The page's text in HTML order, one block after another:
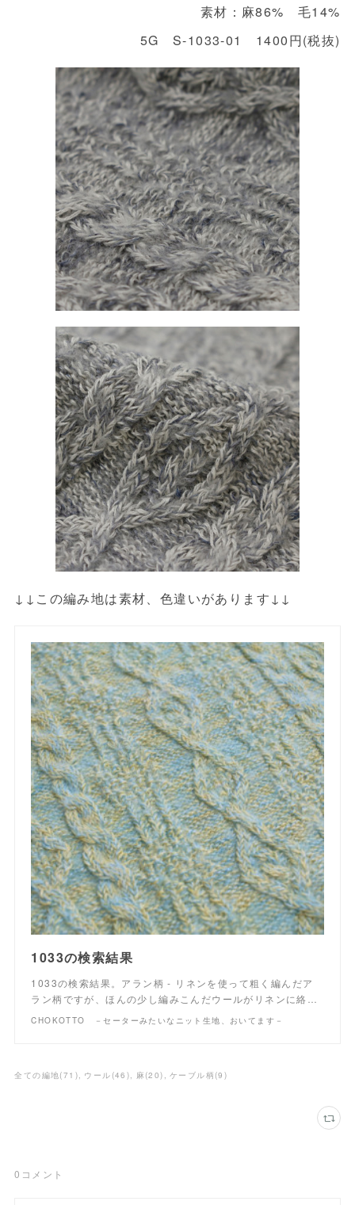
素材：麻86% 毛14%
5G S-1033-01 1400円(税抜)
↓↓この編み地は素材、色違いがあります↓↓
1033の検索結果
1033の検索結果。アラン柄 - リネンを使って粗く編んだア
ラン柄ですが、ほんの少し編みこんだウールがリネンに絡…
CHOKOTTO －セーターみたいなニット生地、おいてます－
全ての編地(71 ) ウール (46 ) 麻(20) ケーブル柄 (9 )
0 コメント